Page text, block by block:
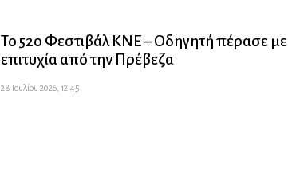
Το 52ο Φεστιβάλ ΚΝΕ – Οδηγητή πέρασε με
επιτυχία από την Πρέβεζα
28 Ιουλίου 2026, 12:45